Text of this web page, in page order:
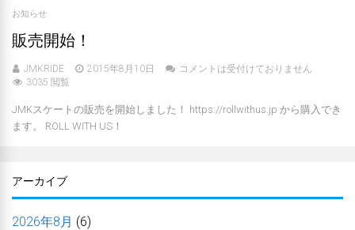
お知らせ
販売開始！
JMKRIDE 2015年8月10日
コメントは受付けておりません
3035 閲覧
JMKスケートの販売を開始しました！ https://rollwithus.jp から購入でき
ます。 ROLL WITH US！
アーカイブ
2026年8月 (6)